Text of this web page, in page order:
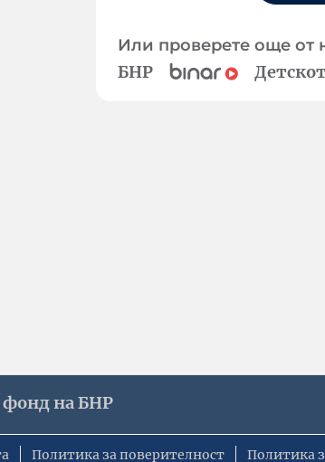
Или проверете още от
БНР
на БНР
Политика за поверителност Политика